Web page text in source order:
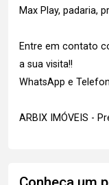
Max Play, padaria,
Entre em contato
a sua visita!!
WhatsApp e
ARBIX IMÓVEIS -